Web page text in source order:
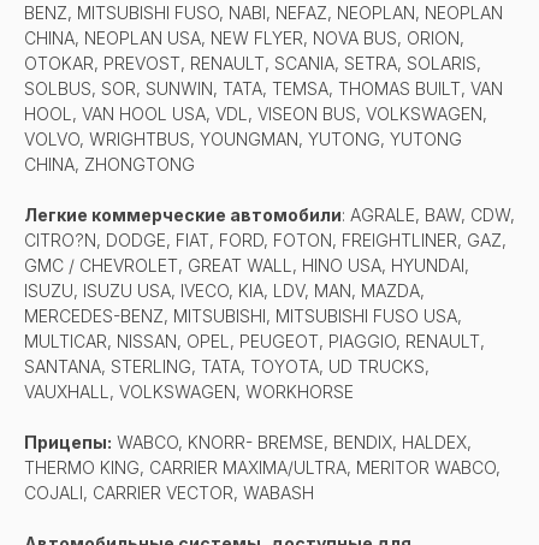
BENZ, MITSUBISHI FUSO, NABI, NEFAZ, NEOPLAN, NEOPLAN
CHINA, NEOPLAN USA, NEW FLYER, NOVA BUS, ORION,
OTOKAR, PREVOST, RENAULT, SCANIA, SETRA, SOLARIS,
SOLBUS, SOR, SUNWIN, TATA, TEMSA, THOMAS BUILT, VAN
HOOL, VAN HOOL USA, VDL, VISEON BUS, VOLKSWAGEN,
VOLVO, WRIGHTBUS, YOUNGMAN, YUTONG, YUTONG
CHINA, ZHONGTONG
Легкие коммерческие автомобили: AGRALE, BAW, CDW,
CITRO?N, DODGE, FIAT, FORD, FOTON, FREIGHTLINER, GAZ,
GMC / CHEVROLET, GREAT WALL, HINO USA, HYUNDAI,
ISUZU, ISUZU USA, IVECO, KIA, LDV, MAN, MAZDA,
MERCEDES-BENZ, MITSUBISHI, MITSUBISHI FUSO USA,
MULTICAR, NISSAN, OPEL, PEUGEOT, PIAGGIO, RENAULT,
SANTANA, STERLING, TATA, TOYOTA, UD TRUCKS,
VAUXHALL, VOLKSWAGEN, WORKHORSE
Прицепы: WABCO, KNORR- BREMSE, BENDIX, HALDEX,
THERMO KING, CARRIER MAXIMA/ULTRA, MERITOR WABCO,
COJALI, CARRIER VECTOR, WABASH